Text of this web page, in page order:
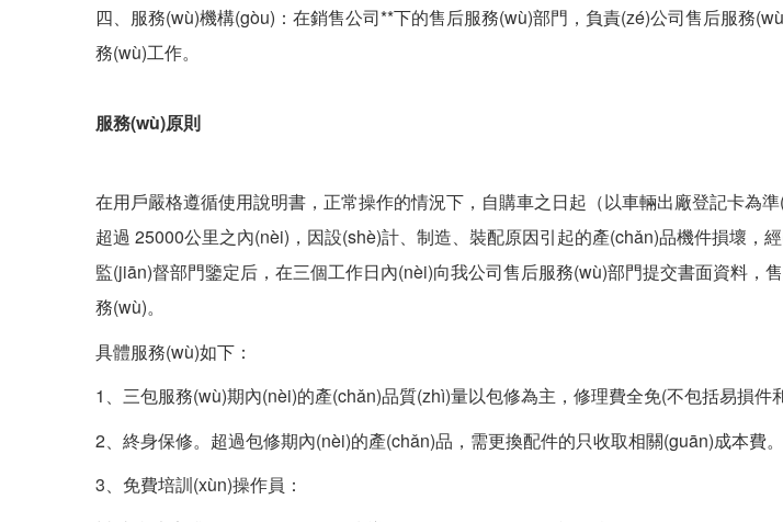
四、服務(wù)機構(gòu)：在銷售公司**下的售后服務(wù)部門，負責(zé)公司售后服務
務(wù)工作。
服務(wù)原則
在用戶嚴格遵循使用說明書，正常操作的情況下，自購車之日起（以車輛出廠登記卡為
超過 25000公里之內(nèi)，因設(shè)計、制造、裝配原因引起的產(chǎn)品機件損壞，
監(jiān)督部門鑒定后，在三個工作日內(nèi)向我公司售后服務(wù)部門提交書面資料，
務(wù)。
具體服務(wù)如下：
1、三包服務(wù)期內(nèi)的產(chǎn)品質(zhì)量以包修為主，修理費全免(不包括易損件
2、終身保修。超過包修期內(nèi)的產(chǎn)品，需更換配件的只收取相關(guān)成本費。
3、免費培訓(xùn)操作員：